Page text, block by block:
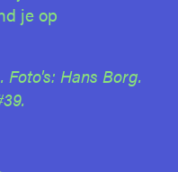
je op
Foto's: Hans Borg.